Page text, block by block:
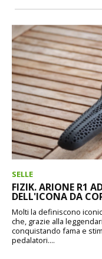
SELLE
FIZIK. ARIONE R1
DELL'ICONA DA
Molti la definiscono
che, grazie alla
conquistando fama e
pedalatori....